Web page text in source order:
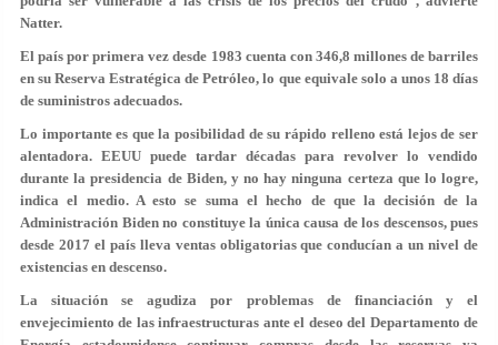
Natter.
El país por primera vez desde 1983 cuenta con 346,8 millones de barriles
en su Reserva Estratégica de Petróleo, lo que equivale solo a unos 18 días
de suministros adecuados.
Lo importante es que la posibilidad de su rápido relleno está lejos de ser
alentadora. EEUU puede tardar décadas para revolver lo vendido
durante la presidencia de Biden, y no hay ninguna certeza que lo logre,
indica el medio. A esto se suma el hecho de que la decisión de la
Administración Biden no constituye la única causa de los descensos, pues
desde 2017 el país lleva ventas obligatorias que conducían a un nivel de
existencias en descenso.
La situación se agudiza por problemas de financiación y el
envejecimiento de las infraestructuras ante el deseo del Departamento de